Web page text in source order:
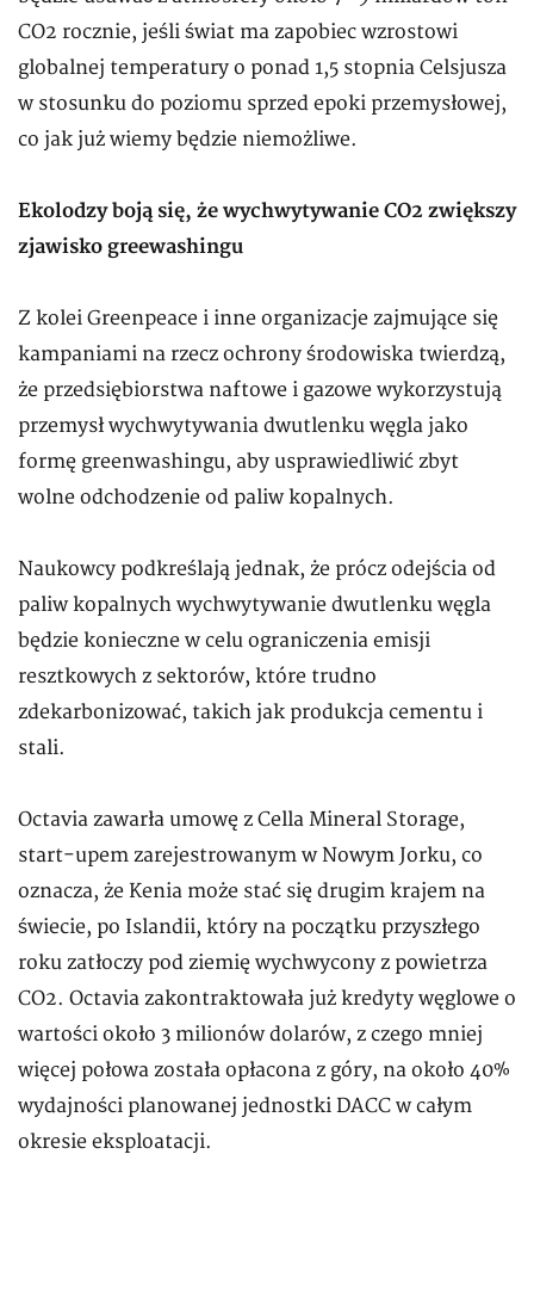
CO2 rocznie, jeśli świat ma zapobiec wzrostowi
globalnej temperatury o ponad 1,5 stopnia Celsjusza
w stosunku do poziomu sprzed epoki przemysłowej,
co jak już wiemy będzie niemożliwe.
Ekolodzy boją się, że wychwytywanie CO2 zwiększy
zjawisko greewashingu
Z kolei Greenpeace i inne organizacje zajmujące się
kampaniami na rzecz ochrony środowiska twierdzą,
że przedsiębiorstwa naftowe i gazowe wykorzystują
przemysł wychwytywania dwutlenku węgla jako
formę greenwashingu, aby usprawiedliwić zbyt
wolne odchodzenie od paliw kopalnych.
Naukowcy podkreślają jednak, że prócz odejścia od
paliw kopalnych wychwytywanie dwutlenku węgla
będzie konieczne w celu ograniczenia emisji
resztkowych z sektorów, które trudno
zdekarbonizować, takich jak produkcja cementu i
stali.
Octavia zawarła umowę z Cella Mineral Storage,
start-upem zarejestrowanym w Nowym Jorku, co
oznacza, że Kenia może stać się drugim krajem na
świecie, po Islandii, który na początku przyszłego
roku zatłoczy pod ziemię wychwycony z powietrza
CO2. Octavia zakontraktowała już kredyty węglowe o
wartości około 3 milionów dolarów, z czego mniej
więcej połowa została opłacona z góry, na około 40%
wydajności planowanej jednostki DACC w całym
okresie eksploatacji.